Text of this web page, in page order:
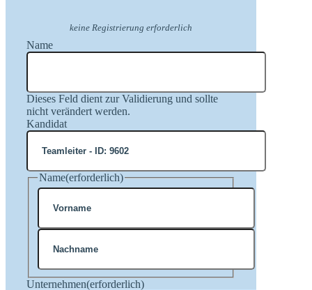
keine Registrierung erforderlich
Name
Dieses Feld dient zur Validierung und sollte
nicht verändert werden.
Kandidat
Name(erforderlich)
Vorname
Nachname
Unternehmen(erforderlich)